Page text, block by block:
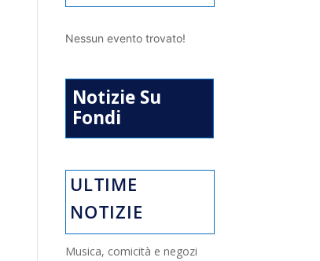
Nessun evento trovato!
Notizie Su
Fondi
ULTIME
NOTIZIE
Musica, comicità e negozi